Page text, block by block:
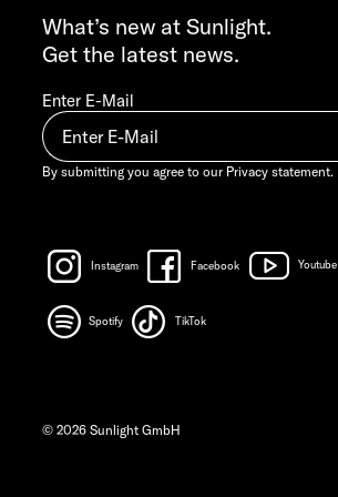
info@sunlight.de
What’s new at Sunlight.
Get the latest news.
Enter E-Mail
By submitting you agree to our Privacy statement.
Instagram Facebook Youtube
Spotify TikTok
© 2026 Sunlight GmbH